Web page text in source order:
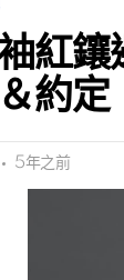
袖紅
約定
5年之前